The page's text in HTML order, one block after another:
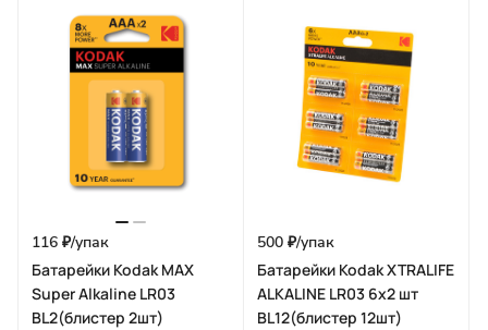
116 ₽/упак
Батарейки Kodak MAX
Super Alkaline LR03
BL2(блистер 2шт)
500 ₽/упак
Батарейки Kodak XTRALIFE
ALKALINE LR03 6x2 шт
BL12(блистер 12шт)